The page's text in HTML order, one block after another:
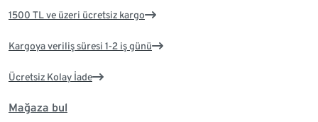
1500 TL ve üzeri ücretsiz kargo
Kargoya veriliş süresi 1-2 iş günü
Ücretsiz Kolay İade
Mağaza bul